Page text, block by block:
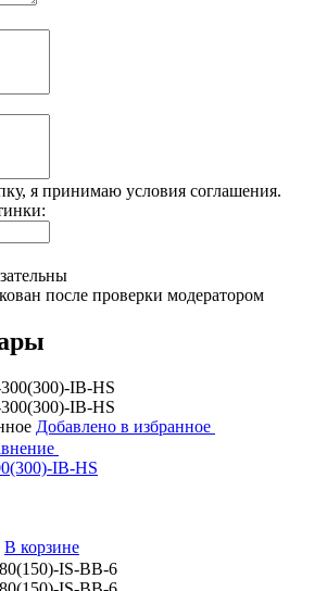
я принимаю условия соглашения.
после проверки модератором
Добавлено в избранное
IB-HS
В корзине